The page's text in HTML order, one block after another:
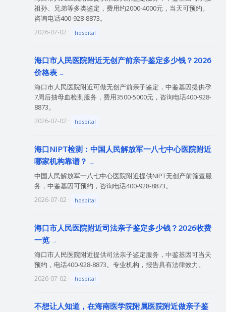
祖孙、兄弟等多类鉴定，费用约2000-4000元，当天可预约。
咨询电话400-928-8873。
2026-07-02 · hospital
海口市人民医院附近无创产前亲子鉴定多少钱？2026
价格表
海口市人民医院附近可做无创产前亲子鉴定，中鉴基因提供孕
7周后抽母血检测服务，费用3500-5000元，咨询电话400-928-
8873。
2026-07-02 · hospital
海口NIPT检测：中国人民解放军一八七中心医院附近
哪家机构靠谱？
中国人民解放军一八七中心医院附近提供NIPT无创产前筛查服
务，中鉴基因可预约，咨询电话400-928-8873。
2026-07-02 · hospital
海口市人民医院附近司法亲子鉴定多少钱？2026收费
一览
海口市人民医院附近提供司法亲子鉴定服务，中鉴基因可当天
预约，电话400-928-8873。专业机构，报告具有法律效力。
2026-07-02 · hospital
不想让人知道，在海南医学院附属医院附近做亲子鉴